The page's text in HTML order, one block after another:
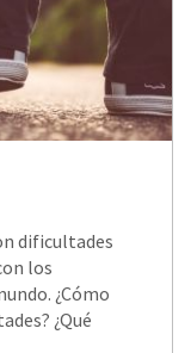
dificultades
los
¿Cómo
¿Qué